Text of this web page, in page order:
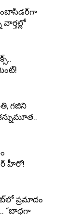
వార్తల్లో
గజిని
హీరో!
ప్రమాదం
“బాధగా